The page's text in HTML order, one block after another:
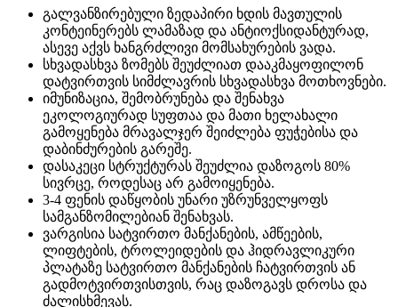
გალვანზირებული ზედაპირი ხდის მავთულის
კონტეინერებს ლამაზად და ანტიოქსიდანტურად,
ასევე აქვს ხანგრძლივი მომსახურების ვადა.
სხვადასხვა ზომებს შეუძლიათ დააკმაყოფილონ
დატვირთვის სიმძლავრის სხვადასხვა მოთხოვნები.
იმუნიზაცია, შემობრუნება და შენახვა
ეკოლოგიურად სუფთაა და მათი ხელახალი
გამოყენება მრავალჯერ შეიძლება ფუჭებისა და
დაბინძურების გარეშე.
დასაკეცი სტრუქტურას შეუძლია დაზოგოს 80%
სივრცე, როდესაც არ გამოიყენება.
3-4 ფენის დაწყობის უნარი უზრუნველყოფს
სამგანზომილებიან შენახვას.
ვარგისია სატვირთო მანქანების, ამწეების,
ლიფტების, ტროლეიდების და ჰიდრავლიკური
პლატაზე სატვირთო მანქანების ჩატვირთვის ან
გადმოტვირთვისთვის, რაც დაზოგავს დროსა და
ძალისხმევას.